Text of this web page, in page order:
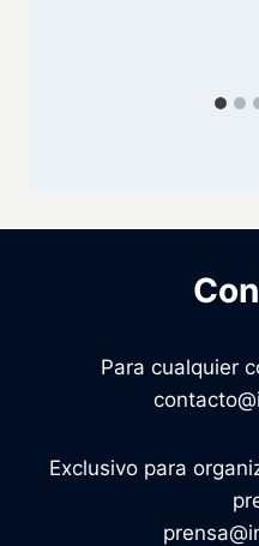
Para cualquier
Exclusivo para